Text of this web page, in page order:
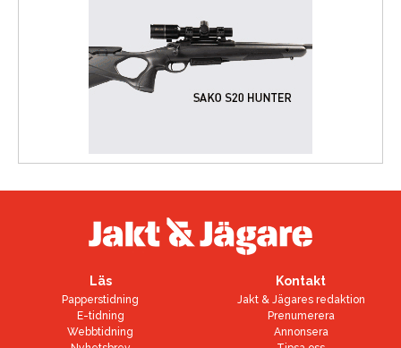
Läs
Papperstidning
E-tidning
Webbtidning
Kontakt
Jakt & Jägares redaktion
Prenumerera
Annonsera